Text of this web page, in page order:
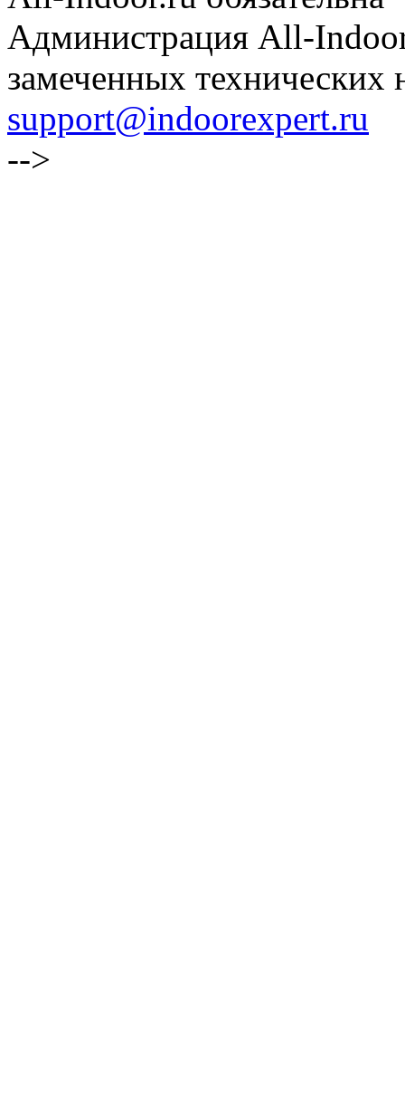
Администрация All-
замеченных технических
support@indoorexpert.ru
-->